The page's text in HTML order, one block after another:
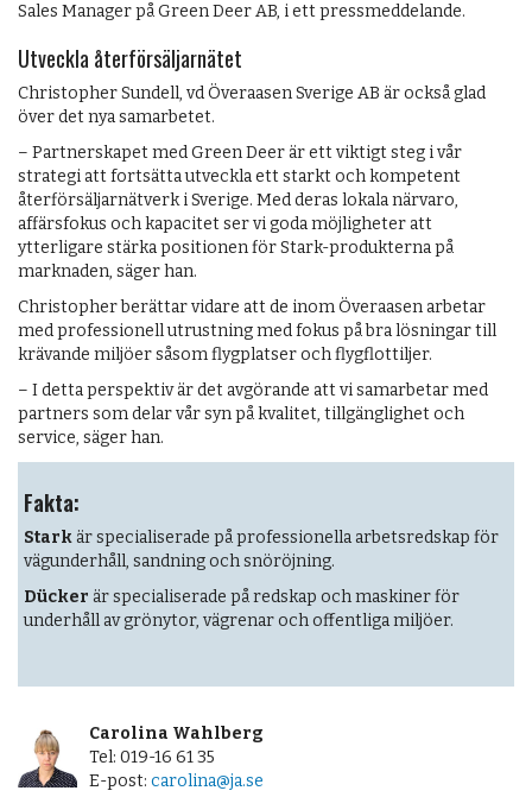
Sales Manager på Green Deer AB, i ett pressmeddelande.
Utveckla återförsäljarnätet
Christopher Sundell, vd Överaasen Sverige AB är också glad
över det nya samarbetet.
– Partnerskapet med Green Deer är ett viktigt steg i vår
strategi att fortsätta utveckla ett starkt och kompetent
återförsäljarnätverk i Sverige. Med deras lokala närvaro,
affärsfokus och kapacitet ser vi goda möjligheter att
ytterligare stärka positionen för Stark-produkterna på
marknaden, säger han.
Christopher berättar vidare att de inom Överaasen arbetar
med professionell utrustning med fokus på bra lösningar till
krävande miljöer såsom flygplatser och flygflottiljer.
– I detta perspektiv är det avgörande att vi samarbetar med
partners som delar vår syn på kvalitet, tillgänglighet och
service, säger han.
Fakta:
Stark är specialiserade på professionella arbetsredskap för
vägunderhåll, sandning och snöröjning.
Dücker är specialiserade på redskap och maskiner för
underhåll av grönytor, vägrenar och offentliga miljöer.
Carolina Wahlberg
Tel: 019-16 61 35
E-post: carolina@ja.se